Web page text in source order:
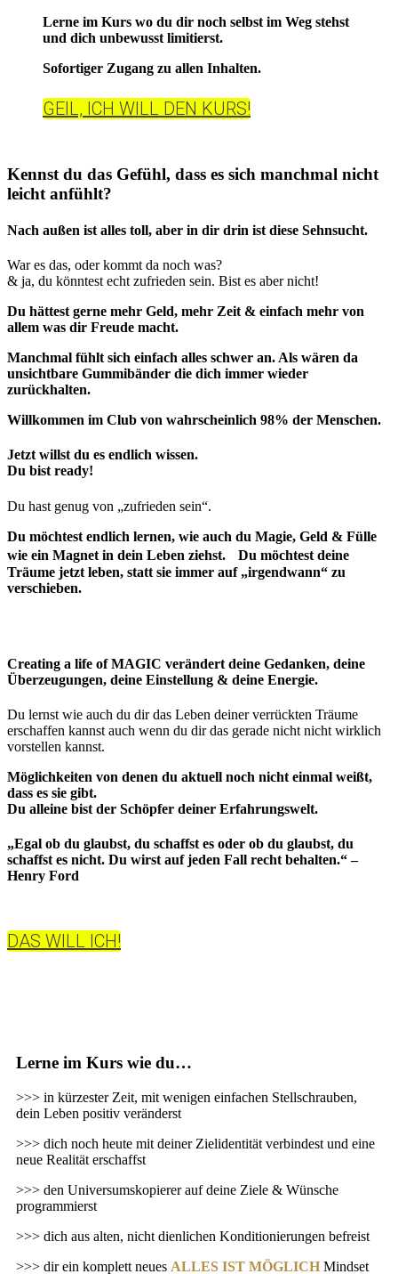
Lerne im Kurs wo du dir noch selbst im Weg stehst
und dich unbewusst limitierst.
Sofortiger Zugang zu allen Inhalten.
GEIL, ICH WILL DEN KURS!
Kennst du das Gefühl, dass es sich manchmal nicht
leicht anfühlt?
Nach außen ist alles toll, aber in dir drin ist diese Sehnsucht.
War es das, oder kommt da noch was?
& ja, du könntest echt zufrieden sein. Bist es aber nicht!
Du hättest gerne mehr Geld, mehr Zeit & einfach mehr von
allem was dir Freude macht.
Manchmal fühlt sich einfach alles schwer an. Als wären da
unsichtbare Gummibänder die dich immer wieder
zurückhalten.
Willkommen im Club von wahrscheinlich 98% der Menschen.
Jetzt willst du es endlich wissen.
Du bist ready!
Du hast genug von „zufrieden sein“.
Du möchtest endlich lernen, wie auch du Magie, Geld & Fülle
wie ein Magnet in dein Leben ziehst. Du möchtest deine
Träume jetzt leben, statt sie immer auf „irgendwann“ zu
verschieben.
Creating a life of MAGIC verändert deine Gedanken, deine
Überzeugungen, deine Einstellung & deine Energie.
Du lernst wie auch du dir das Leben deiner verrückten Träume
erschaffen kannst auch wenn du dir das gerade nicht nicht wirklich
vorstellen kannst.
Möglichkeiten von denen du aktuell noch nicht einmal weißt,
dass es sie gibt.
Du alleine bist der Schöpfer deiner Erfahrungswelt.
„Egal ob du glaubst, du schaffst es oder ob du glaubst, du
schaffst es nicht. Du wirst auf jeden Fall recht behalten.“–
Henry Ford
DAS WILL ICH!
Lerne im Kurs wie du…
>>> in kürzester Zeit, mit wenigen einfachen Stellschrauben,
dein Leben positiv veränderst
>>> dich noch heute mit deiner Zielidentität verbindest und eine
neue Realität erschaffst
>>> den Universumskopierer auf deine Ziele & Wünsche
programmierst
>>> dich aus alten, nicht dienlichen Konditionierungen befreist
>>> dir ein komplett neues ALLES IST MÖGLICH Mindset